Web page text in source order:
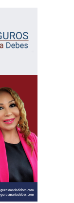
ofrecerán el
e idiomas
de predicación
ánimo con
entrada a todas
gratuita
y el programa
Internacionales